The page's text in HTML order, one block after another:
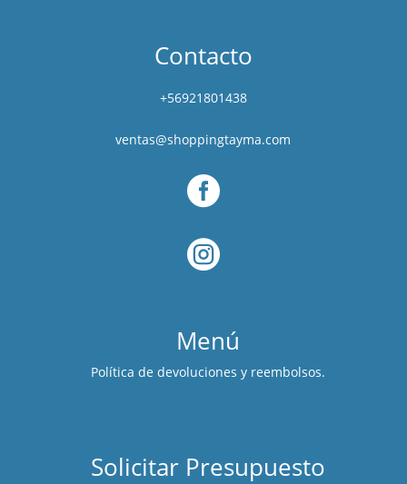
Contacto
+56921801438
ventas@shoppingtayma.com


Menú
Política de devoluciones y reembolsos.
Solicitar Presupuesto